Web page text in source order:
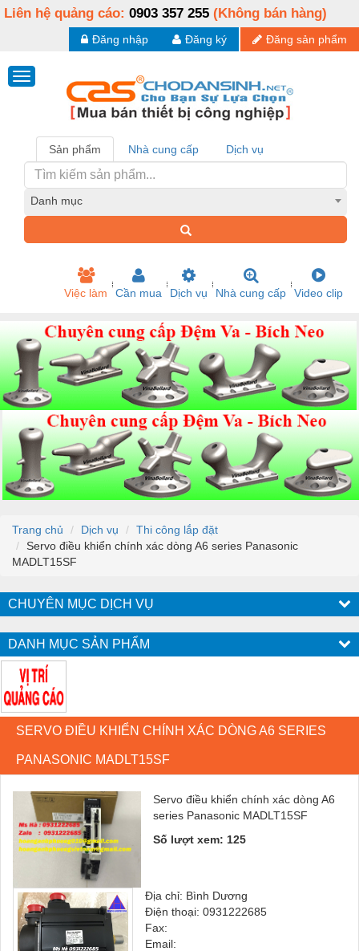
Liên hệ quảng cáo: 0903 357 255 (Không bán hàng)
Đăng sản phẩm
Đăng ký
Đăng nhập
Sản phẩm Nhà cung cấp Dịch vụ
Danh mục
Việc làm Cần mua Dịch vụ Nhà cung cấp Video clip
Trang chủ Dịch vụ
Thi công lắp đặt
Servo điều khiển chính xác dòng A6 series Panasonic
MADLT15SF
CHUYÊN MỤC DỊCH VỤ
DANH MỤC SẢN PHẨM
SERVO ĐIỀU KHIỂN CHÍNH XÁC DÒNG A6 SERIES
PANASONIC MADLT15SF
Servo điều khiển chính xác dòng A6
series Panasonic MADLT15SF
Số lượt xem: 125
Địa chỉ: Bình Dương
Điện thoại: 0931222685
Fax:
Email: